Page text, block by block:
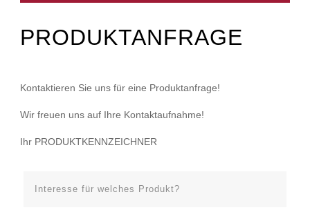
PRODUKTANFRAGE
Kontaktieren Sie uns für eine Produktanfrage!
Wir freuen uns auf Ihre Kontaktaufnahme!
Ihr PRODUKTKENNZEICHNER